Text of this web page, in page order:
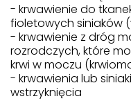
- krwawienie do
fioletowych siniaków
- krwawienie z dróg
rozrodczych, które
krwi w moczu
- krwawienia lub
wstrzyknięcia